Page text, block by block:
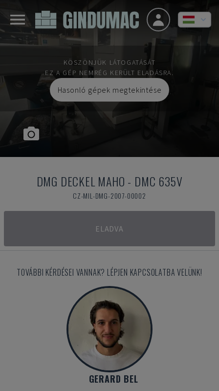
KÖSZÖNJÜK LÁTOGATÁSÁT
EZ A GÉP NEMRÉG KERÜLT ELADÁSRA.
Hasonló gépek megtekintése
DMG DECKEL MAHO - DMC 635V
CZ-MIL-DMG-2007-00002
ELADVA
TOVÁBBI KÉRDÉSEI VANNAK? LÉPJEN KAPCSOLATBA VELÜNK!
GERARD BEL